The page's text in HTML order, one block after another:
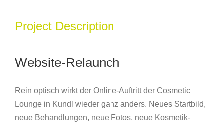
Project Description
Website-Relaunch
Rein optisch wirkt der Online-Auftritt der Cosmetic
Lounge in Kundl wieder ganz anders. Neues Startbild,
neue Behandlungen, neue Fotos, neue Kosmetik-